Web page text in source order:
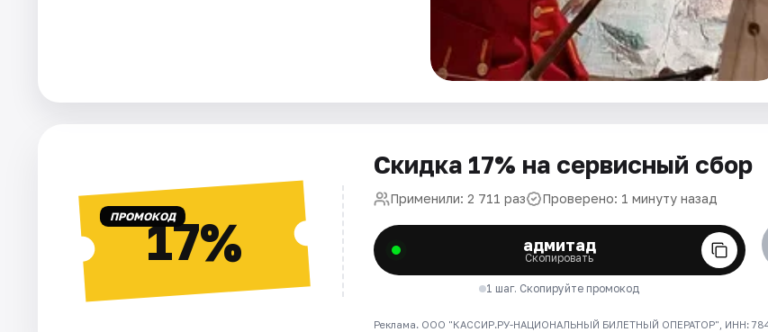
ПРОМОКОД17%
Скидка 17% на сервисный сбор
Применили: 2 711 раз Проверено: 1 минуту назад
адмитад
Скопировать
1 шаг. Скопируйте промокод
Реклама. ООО "КАССИР.РУ-НАЦИОНАЛЬНЫЙ БИЛЕТНЫЙ ОПЕРАТОР", ИНН: